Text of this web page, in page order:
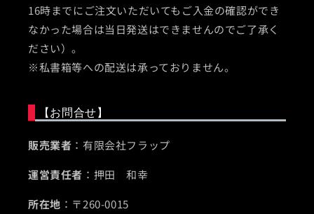
16時までにご注文いただいてもご入金の確認ができ
なかった場合は当日発送はできませんのでご了承く
ださい）。
※私書箱等への配送は承っておりません。
【お問合せ】
販売業者 ：有限会社フラップ
運営責任者 ：押田 和幸
所在地 ：〒260-0015